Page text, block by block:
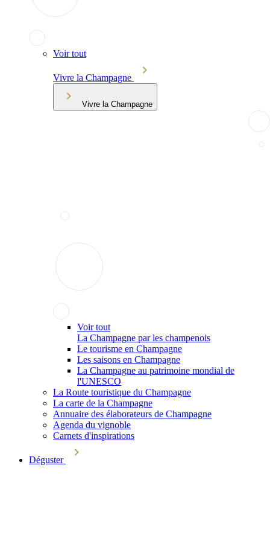
Voir tout
Vivre la Champagne
Vivre la Champagne
Voir tout
La Champagne par les champenois
Le tourisme en Champagne
Les saisons en Champagne
La Champagne au patrimoine mondial de
l'UNESCO
La Route touristique du Champagne
La carte de la Champagne
Annuaire des élaborateurs de Champagne
Agenda du vignoble
Carnets d'inspirations
Déguster